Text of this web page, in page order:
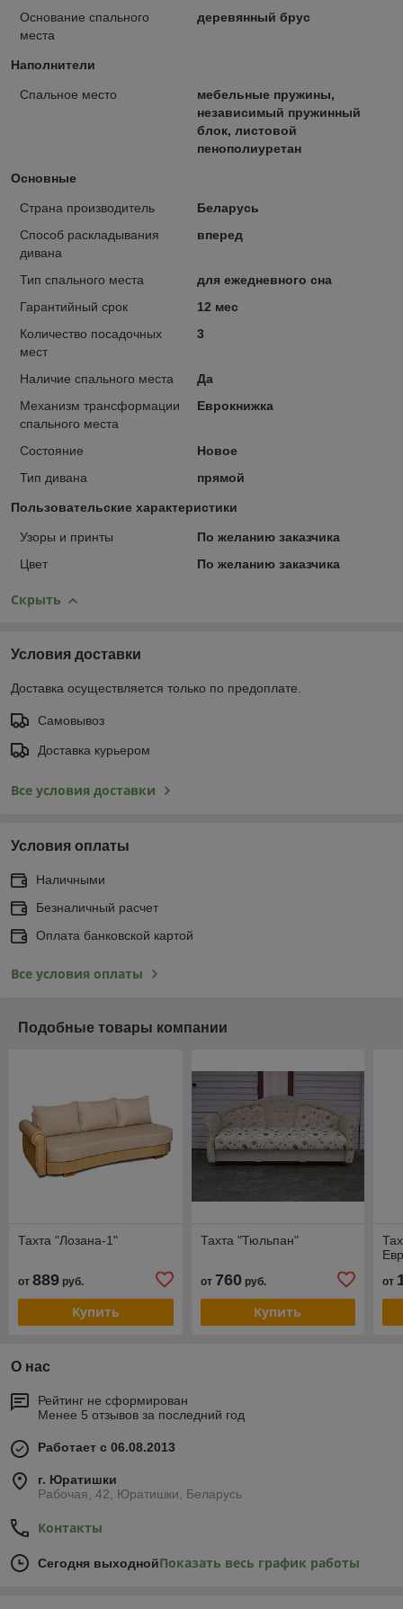
Основание спального
места
деревянный брус
Наполнители
Спальное место
мебельные пружины,
независимый пружинный
блок, листовой
пенополиуретан
Основные
Страна производитель
Беларусь
Способ раскладывания
дивана
вперед
Тип спального места
для ежедневного сна
Гарантийный срок
12 мес
Количество посадочных
мест
3
Наличие спального места
Да
Механизм трансформации
спального места
Еврокнижка
Состояние
Новое
Тип дивана
прямой
Пользовательские характеристики
Узоры и принты
По желанию заказчика
Цвет
По желанию заказчика
Скрыть
Условия доставки
Доставка осуществляется только по предоплате.
Самовывоз
Доставка курьером
Все условия доставки
Условия оплаты
Наличными
Безналичный расчет
Оплата банковской картой
Все условия оплаты
Подобные товары компании
Тахта "Лозана-1"
от 889 руб.
Купить
Тахта "Тюльпан"
от 760руб.
Купить
от
О нас
Рейтинг не сформирован
Менее 5 отзывов за последний год
Работает с 06.08.2013
г. Юратишки
Рабочая, 42, Юратишки, Беларусь
Контакты
Сегодня выходнойПоказать весь график работы